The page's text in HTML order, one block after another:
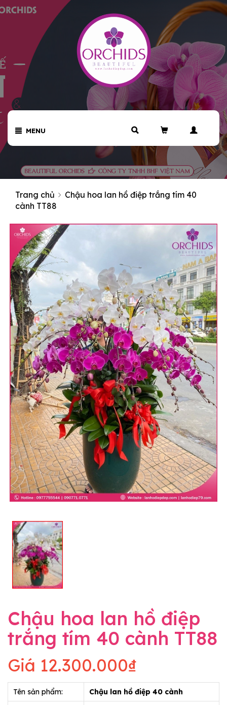
MENU
Trang chủ
Chậu hoa lan hồ điệp trắng tím 40
cành TT88
Chậu hoa lan hồ điệp
trắng tím 40 cành TT88
Giá 12.300.000₫
Tên sản phẩm: Chậu lan hồ điệp 40 cành